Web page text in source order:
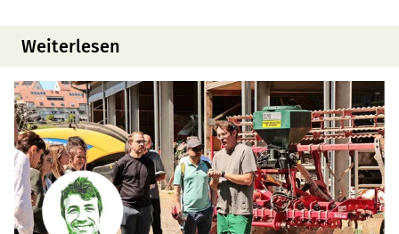
Weiterlesen